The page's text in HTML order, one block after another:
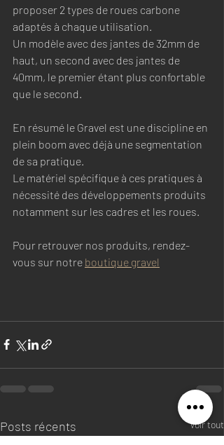
proposer 2 types de roues carbone
adaptés à chaque utilisation.
Un modèle avec des jantes de 32mm de
haut, un second avec des jantes de
40mm, le premier étant plus confortable
que le second.
En résumé le Gravel est une discipline en
plein boom avec déjà une segmentation
de sa pratique.
Le matériel spécifique à ces pratiques à
nécessité des développements produits
notamment sur les cadres et les roues.
Pour retrouver nos produits, rendez-
vous sur notre boutique gravel
Posts récents Voir tout